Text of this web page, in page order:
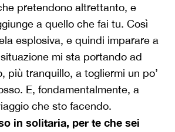
pretendono altrettanto, e
a quello che fai tu. Così
esplosiva, e quindi imparare a
mi sta portando ad
più tranquillo, a togliermi un po’
E, fondamentalmente, a
che sto facendo.
in solitaria, per te che sei